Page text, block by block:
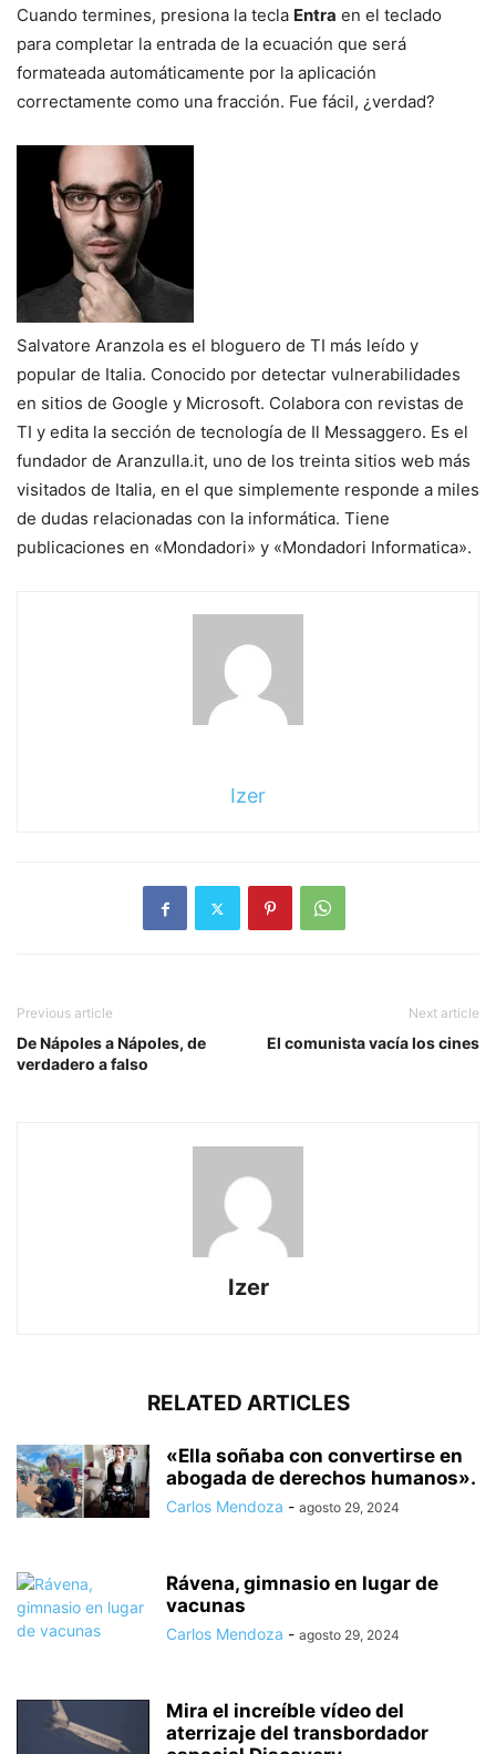
Cuando termines, presiona la tecla Entra en el teclado
para completar la entrada de la ecuación que será
formateada automáticamente por la aplicación
correctamente como una fracción. Fue fácil, ¿verdad?
Salvatore Aranzola es el bloguero de TI más leído y
popular de Italia. Conocido por detectar vulnerabilidades
en sitios de Google y Microsoft. Colabora con revistas de
TI y edita la sección de tecnología de Il Messaggero. Es el
fundador de Aranzulla.it, uno de los treinta sitios web más
visitados de Italia, en el que simplemente responde a miles
de dudas relacionadas con la informática. Tiene
publicaciones en «Mondadori» y «Mondadori Informatica».
Izer
Previous article
De Nápoles a Nápoles, de
verdadero a falso
Next article
El comunista vacía los cines
Izer
RELATED ARTICLES
«Ella soñaba con convertirse en
abogada de derechos humanos».
Carlos Mendoza - agosto 29, 2024
Rávena, gimnasio en lugar de
vacunas
Carlos Mendoza - agosto 29, 2024
Mira el increíble vídeo del
aterrizaje del transbordador